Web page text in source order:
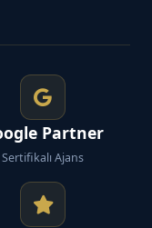
Partner
Sertifikalı Ajans